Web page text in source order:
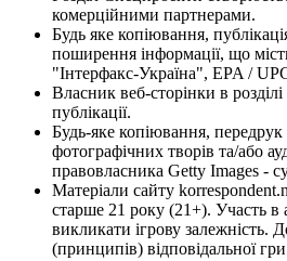
комерційними партнерами.
Будь яке копіювання,
поширення інформації, що
"Інтерфакс-Україна", EPA /
Власник веб-сторінки в
публікації.
Будь-яке копіювання, передрук
фотографічних творів та/або
правовласника Getty Images -
Матеріали сайту
старше 21 року (21+). Участь в
викликати ігрову залежність.
(принципів) відповідальної